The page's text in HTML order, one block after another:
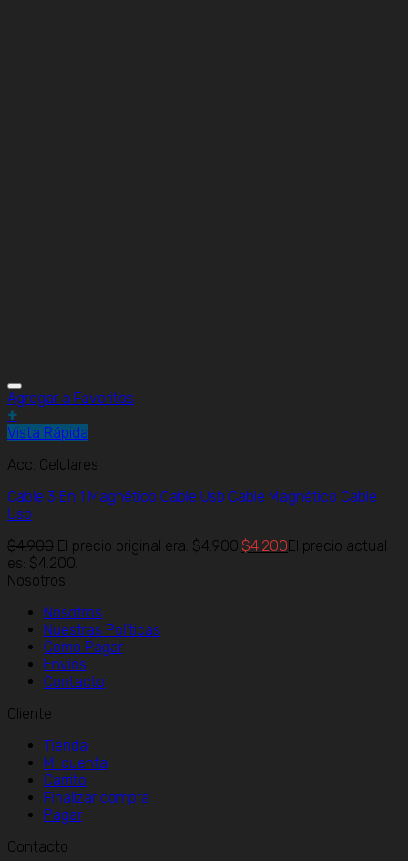
Agregar a Favoritos
+
Vista Rápida
Acc. Celulares
Cable 3 En 1 Magnético Cable Usb Cable Magnético Cable
Usb
$4.900 El precio original era: $4.900.$4.200El precio actual
es: $4.200.
Nosotros
Nosotros
Nuestras Políticas
Como Pagar
Envíos
Contacto
Cliente
Tienda
Mi cuenta
Carrito
Finalizar compra
Pagar
Contacto